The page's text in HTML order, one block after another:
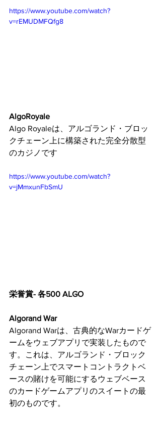
https://www.youtube.com/watch?
v=rEMUDMFQfg8
AlgoRoyale
Algo Royaleは、アルゴランド・ブロッ
クチェーン上に構築された完全分散型
のカジノです
https://www.youtube.com/watch?
v=jMmxunFbSmU
栄誉賞- 各500 ALGO
Algorand War
Algorand Warは、古典的なWarカードゲ
ームをウェブアプリで実装したもので
す。これは、アルゴランド・ブロック
チェーン上でスマートコントラクトベ
ースの賭けを可能にするウェブベース
のカードゲームアプリのスイートの最
初のものです。